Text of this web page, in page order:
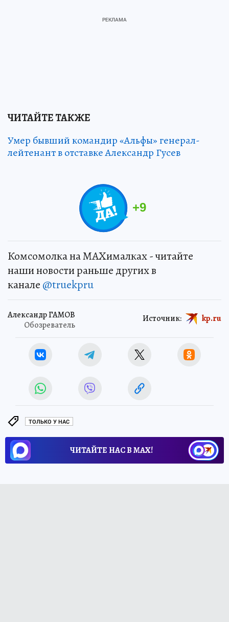
ЧИТАЙТЕ ТАКЖЕ
Умер бывший командир «Альфы» генерал-
лейтенант в отставке Александр Гусев
+9
Комсомолка на MAXималках - читайте
наши новости раньше других в
канале @truekpru
Александр ГАМОВ
Обозреватель
Источник: kp.ru
ТОЛЬКО У НАС
ЧИТАЙТЕ НАС В МАХ!